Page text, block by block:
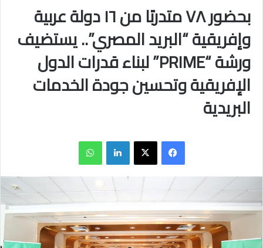
بحضور ٧٨ متدربًا من ١٦ دولة عربية
وإفريقية “البريد المصري”.. يستضيف
ورشة “PRIME” لبناء قدرات الدول
الإفريقية وتحسين جودة الخدمات
البريدية
فيسبوك X لينكدإن